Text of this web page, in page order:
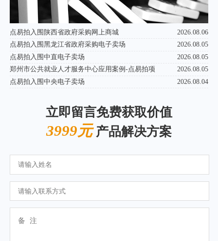
点易拍入围陕西省政府采购网上商城
2026.08.06
点易拍入围黑龙江省政府采购电子卖场
2026.08.05
点易拍入围中直电子卖场
2026.08.05
郑州市公共就业人才服务中心应用案例-点易拍项
2026.08.05
点易拍入围中央电子卖场
2026.08.04
立即留言免费获取价值
3999元产品解决方案